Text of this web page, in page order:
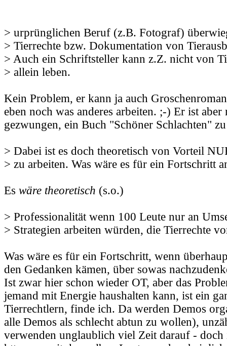
> urprünglichen Beruf (z.B. Fotograf)
> Tierrechte bzw. Dokumentation von
> Auch ein Schriftsteller kann z.Z. nicht von
> allein leben.
Kein Problem, er kann ja auch
eben noch was anderes arbeiten. ;-) Er ist
gezwungen, ein Buch "Schöner Schlachten"
> Dabei ist es doch theoretisch von Vorteil
> zu arbeiten. Was wäre es für ein Fortschritt
Es wäre theoretisch (s.o.)
> Professionalität wenn 100 Leute nur an
> Strategien arbeiten würden, die Tierrechte
Was wäre es für ein Fortschritt, wenn
den Gedanken kämen, über sowas
Ist zwar hier schon wieder OT, aber das
jemand mit Energie haushalten kann, ist ein
Tierrechtlern, finde ich. Da werden Demos
alle Demos als schlecht abtun zu wollen),
verwenden unglaublich viel Zeit darauf - doch